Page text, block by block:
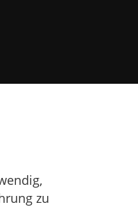
zu